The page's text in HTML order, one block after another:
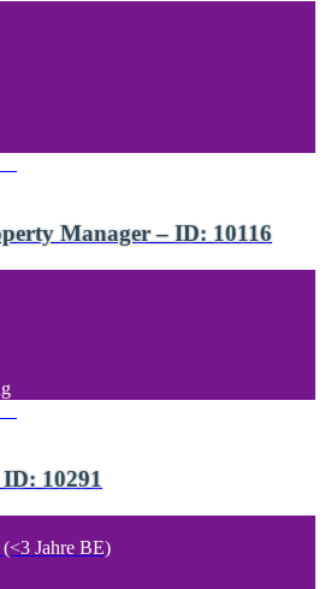
Manager – ID: 10116
10291
Jahre BE)